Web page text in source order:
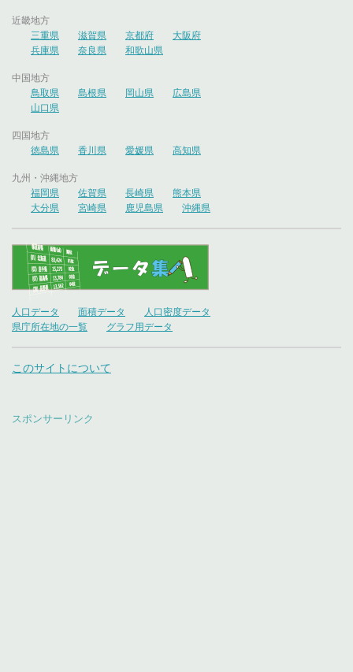
近畿地方
三重県
滋賀県 京都府
大阪府
兵庫県
奈良県 和歌山県
中国地方
鳥取県
島根県 岡山県
広島県
山口県
四国地方
徳島県
香川県 愛媛県 高知県
九州・沖縄地方
福岡県
佐賀県 長崎県
熊本県
大分県
宮崎県 鹿児島県 沖縄県
人口データ 面積データ
人口密度データ
県庁所在地の一覧
グラフ用データ
このサイトについて
スポンサーリンク